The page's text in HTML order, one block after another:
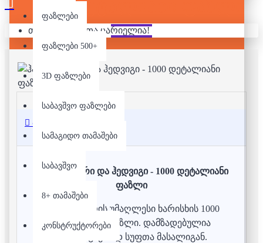
ფაზლები
ფაზლები 500+
3D ფაზლები
საბავშვო ფაზლები
სამაგიდო თამაშები
საბავშვო
8+ თამაშები
კონსტრუქტორები
თქვენი კალათა ცარიელია!
- 1000 ᲓᲔᲢᲐᲚᲘᲐᲜᲘ ᲤᲐᲖᲚᲘ
აღწერა
ჰარი პოტერი და ჰედვიგი - 1000 დეტალიანი
ფაზლი
ჰარი პოტერის უმაღლესი ხარისხის 1000
დეტალიანი ფაზლი. დამზადებულია
ეკოლოგიურად სუფთა მასალიგან.